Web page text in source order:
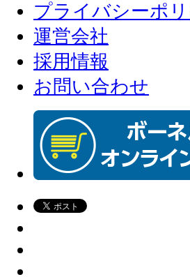
プライバシーポ
運営会社
採用情報
お問い合わせ